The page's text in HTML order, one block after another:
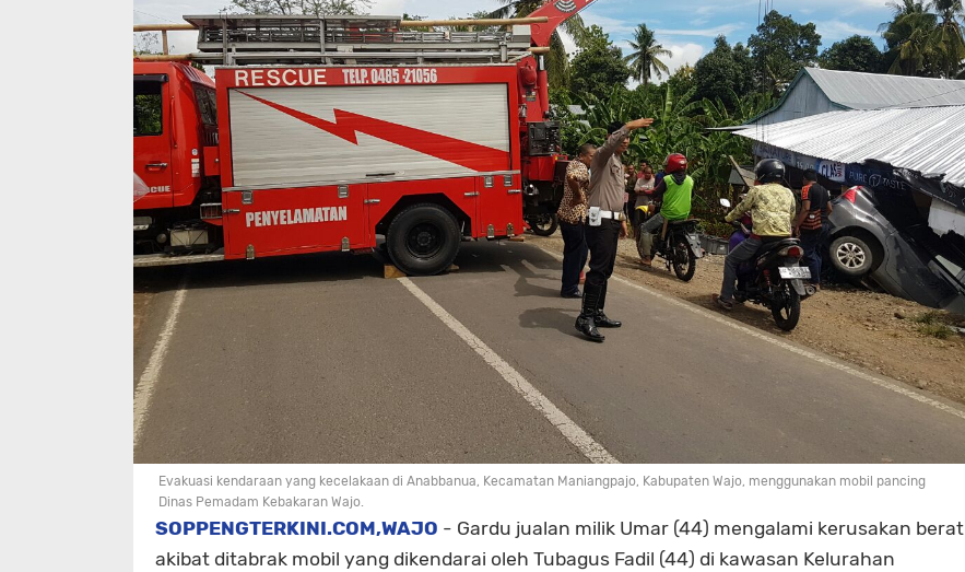
Evakuasi kendaraan yang kecelakaan di Anabbanua, Kecamatan Maniangpajo, Kabupaten Wajo, menggunakan mobil pancing
Dinas Pemadam Kebakaran Wajo.
SOPPENGTERKINI.COM,WAJO - Gardu jualan milik Umar (44) mengalami kerusakan berat
akibat ditabrak mobil yang dikendarai oleh Tubagus Fadil (44) di kawasan Kelurahan